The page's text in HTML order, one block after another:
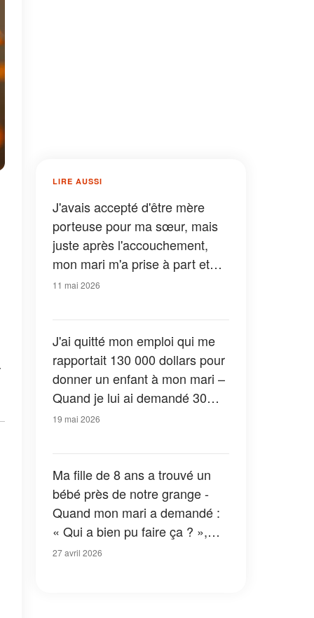
LIRE AUSSI
J'avais accepté d'être mère
porteuse pour ma sœur, mais
juste après l'accouchement,
mon mari m'a prise à part et
m'a dit : « S'il te plaît, ne lui
11 mai 2026
J'ai quitté mon emploi qui me
rapportait 130 000 dollars pour
donner un enfant à mon mari –
Quand je lui ai demandé 30
dollars pour acheter du lait en
19 mai 2026
Ma fille de 8 ans a trouvé un
bébé près de notre grange -
Quand mon mari a demandé :
« Qui a bien pu faire ça ? »,
elle l'a regardé et lui a répondu
27 avril 2026